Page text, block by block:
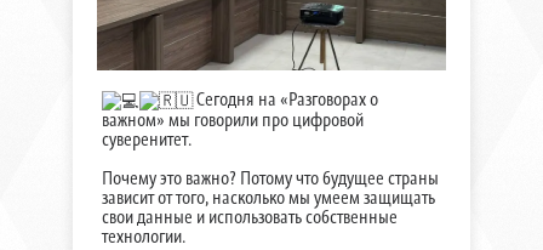
Сегодня на «Разговорах о
важном» мы говорили про цифровой
суверенитет.
Почему это важно? Потому что будущее страны
зависит от того, насколько мы умеем защищать
свои данные и использовать собственные
технологии.